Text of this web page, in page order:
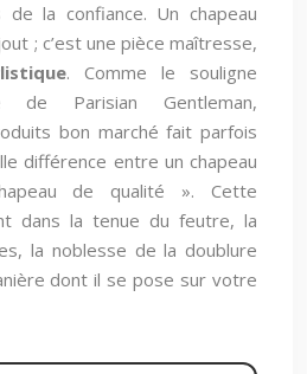
la confiance. Un chapeau
; c’est une pièce maîtresse,
. Comme le souligne
Parisian Gentleman,
bon marché fait parfois
différence entre un chapeau
de qualité ». Cette
dans la tenue du feutre, la
la noblesse de la doublure
dont il se pose sur votre